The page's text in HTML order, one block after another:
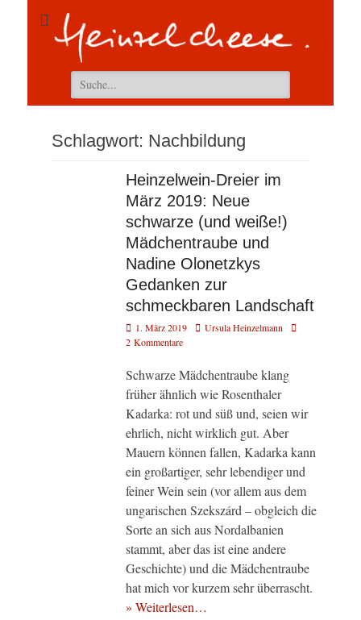
Suchen
nach:
Schlagwort: Nachbildung
Heinzelwein-Dreier im
März 2019: Neue
schwarze (und weiße!)
Mädchentraube und
Nadine Olonetzkys
Gedanken zur
schmeckbaren Landschaft
Veröffentlicht
am
1. März 2019 AutorUrsula Heinzelmann
2 Kommentare
Schwarze Mädchentraube klang
früher ähnlich wie Rosenthaler
Kadarka: rot und süß und, seien wir
ehrlich, nicht wirklich gut. Aber
Mauern können fallen, Kadarka kann
ein großartiger, sehr lebendiger und
feiner Wein sein (vor allem aus dem
ungarischen Szekszárd – obgleich die
Sorte an sich aus Nordalbanien
stammt, aber das ist eine andere
Geschichte) und die Mädchentraube
hat mich vor kurzem sehr überrascht.
» Weiterlesen…